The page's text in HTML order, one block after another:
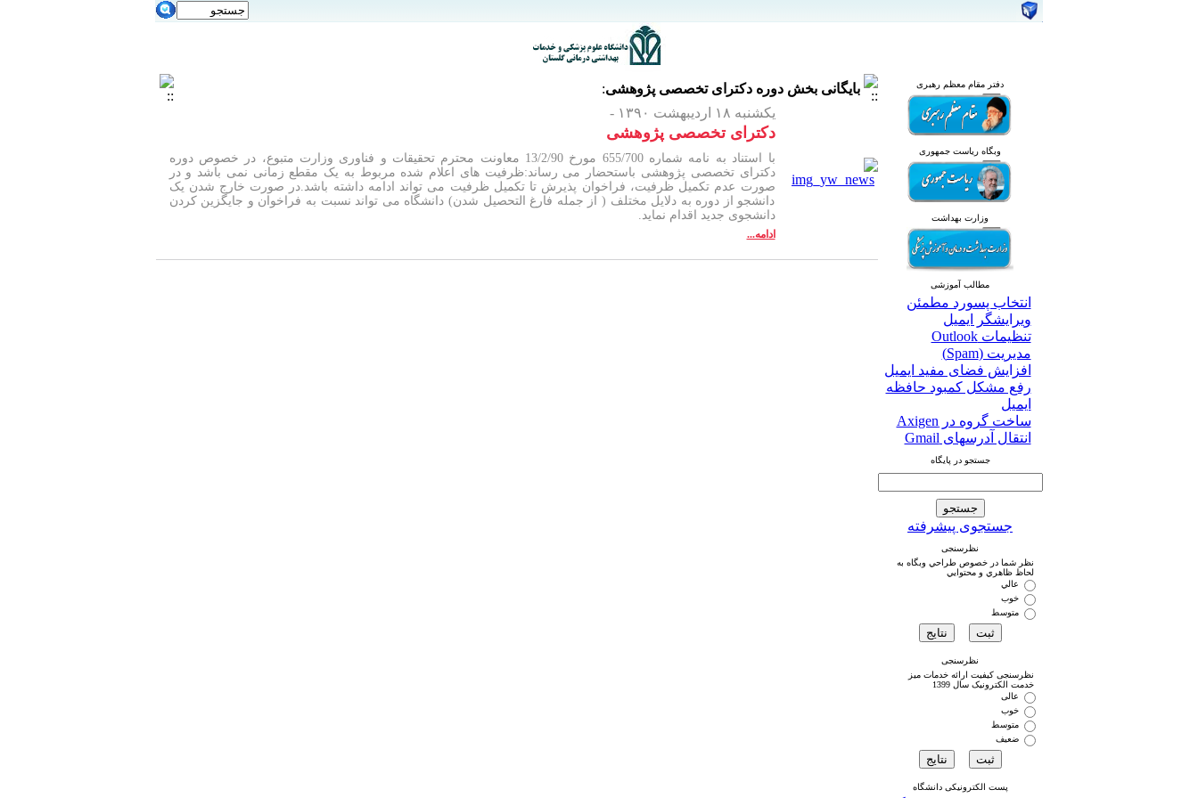
دفتر مقام معظم رهبری
وبگاه ریاست جمهوری
وزارت بهداشت
مطالب آموزشی
انتخاب پسورد مطمئن
ویرایشگر ایمیل
تنظیمات Outlook
مدیریت (Spam)
افزایش فضای مفید ایمیل
رفع مشکل کمبود حافظه
ایمیل
ساخت گروه در Axigen
انتقال آدرسهای Gmail
جستجو در پایگاه
جستجوی پیشرفته
نظرسنجی
نظر شما در خصوص طراحي وبگاه به
لحاظ ظاهري و محتوايي
عالي
خوب
متوسط
نظرسنجی
نظرسنجی کیفیت ارائه خدمات میز
خدمت الکترونیک سال 1399
عالی
خوب
متوسط
ضعیف
پست الکترونیکی دانشگاه
بایگانی بخشدوره دکترای تخصصی پژوهشی:
یکشنبه ۱۸ اردیبهشت ۱۳۹۰ -
دکترای تخصصی پژوهشی
با استناد به نامه شماره 655/700 مورخ 13/2/90 معاونت محترم تحقیقات و فناوری وزارت متبوع، در خصوص دوره
دکترای تخصصی پژوهشی باستحضار می رساند:ظرفیت های اعلام شده مربوط به یک مقطع زمانی نمی باشد و در
صورت عدم تکمیل ظرفیت، فراخوان پذیرش تا تکمیل ظرفیت می تواند ادامه داشته باشد.در صورت خارج شدن یک
دانشجو از دوره به دلایل مختلف ( از جمله فارغ التحصیل شدن) دانشگاه می تواند نسبت به فراخوان و جایگزین کردن
دانشجوی جدید اقدام نماید.
ادامه...